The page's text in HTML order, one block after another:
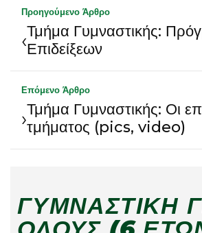
Προηγούμενο Άρθρο
‹Τμήμα Γυμναστικής:
Επιδείξεων
Επόμενο Άρθρο
›Τμήμα Γυμναστικής: Οι
τμήματος (pics, video)
ΓΥΜΝΑΣΤΙΚΉ